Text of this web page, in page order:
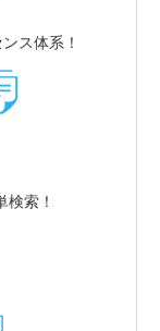
ス体系！
検索！